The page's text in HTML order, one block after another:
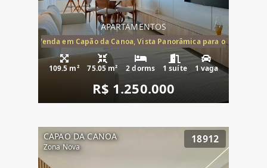
APARTAMENTOS
Mar à Venda em Capão da Canoa, Vista Panorâmica para o Mar, 2
109.5 m² 75.05 m² 2 dorms 1 suíte 1 vaga
R$ 1.250.000
CAPAO DA CANOA
Zona Nova
18912